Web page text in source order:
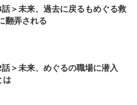
＞未来、過去に戻るもめぐる救
翻弄される
＞未来、めぐるの職場に潜入
は